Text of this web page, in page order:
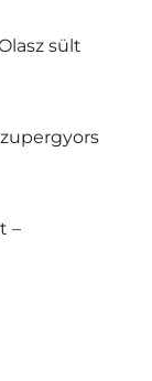
sült
–